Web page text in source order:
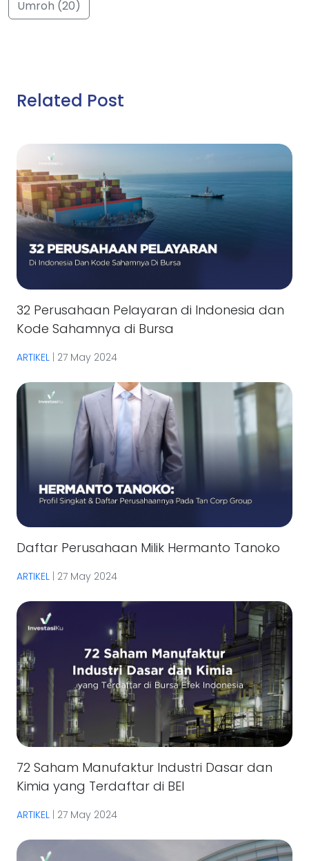
Umroh (20)
Related Post
32 Perusahaan Pelayaran di Indonesia dan
Kode Sahamnya di Bursa
ARTIKEL | 27 May 2024
Daftar Perusahaan Milik Hermanto Tanoko
ARTIKEL 27 May 2024
72 Saham Manufaktur Industri Dasar dan
Kimia yang Terdaftar di BEI
ARTIKEL | 27 May 2024